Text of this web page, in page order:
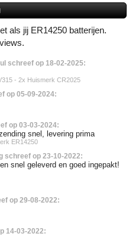
als jij ER14250 batterijen.
schreef op 18-02-2025:
- 2x Huismerk CR2025
op 05-09-2024:
op 03-03-2024:
snel, levering prima
ER14250
schreef op 23-10-2022:
snel geleverd en goed ingepakt!
op 29-08-2022:
14-03-2022: